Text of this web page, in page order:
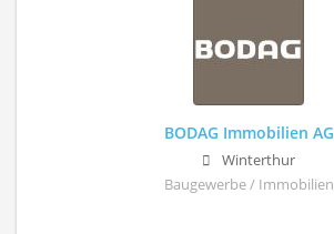
BODAG Immobilien AG
Winterthur
Baugewerbe / Immobilien